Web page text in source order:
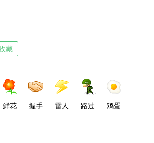
藏
鲜花 握手 雷人 路过 鸡蛋